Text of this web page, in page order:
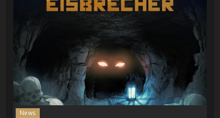
News